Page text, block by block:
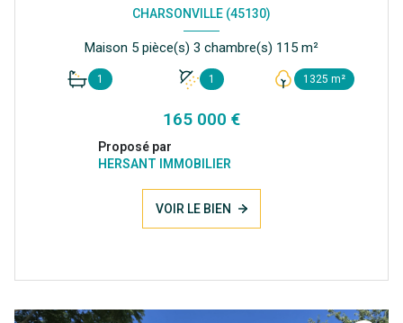
CHARSONVILLE (45130)
Maison 5 pièce(s) 3 chambre(s) 115 m²
1 1 1325 m²
165 000 €
Proposé par
HERSANT IMMOBILIER
VOIR LE BIEN